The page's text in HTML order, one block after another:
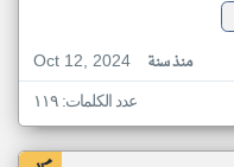
Oct 12, 2024
منذ سنة
عدد الكلمات: ١١٩